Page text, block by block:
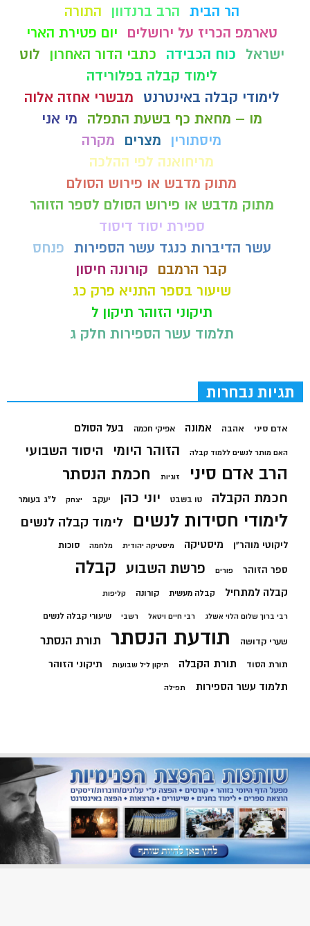
הר הבית הרב ברנדוון
התורה
טארמפ הכריז על ירושלים
יום פטירת הארי
ישראל
כוח הכבידה כתבי הדור האחרון
לוט
לימוד קבלה בפלורידה
לימודי קבלה באינטרנט
מבשרי אחזה אלוה
מו – מחאת כף בשעת התפלה
מי אני
מיסתורין
מצרים
מקרה
מריחואנה לפי ההלכה
מתוק מדבש או פירוש הסולם
מתוק מדבש או פירוש הסולם לספר הזוהר
ספירת יסוד דיסוד
עשר הדיברות כנגד עשר הספירות פנחס
קבר הרמבם
קורונה חיסון
שיעור בספר התניא פרק כג
תיקוני הזוהר תיקון ל
תלמוד עשר הספירות חלק ג
תגיות נבחרות
אדם סיני אהבה אמונה אפיקי חכמה בעל הסולם
האם מותר לנשים ללמוד קבלה הזוהר היומי היסוד השבועי
הרב אדם סיני זוגיות חכמת הנסתר
חכמת הקבלה טו בשבט יוני כהן יעקב יצחק ל"ג בעומר
לימודי חסידות לנשים לימוד קבלה לנשים
ליקוטי מוהר"ן מיסטיקה מיסטיקה יהודית מלחמה סוכות
ספר הזוהר פורים פרשת השבוע קבלה
קבלה למתחיל קבלה מעשית קורונה קליפות
רבי ברוך שלום הלוי אשלג רבי חיים ויטאל רשבי שיעורי קבלה לנשים
שערי קדושה תודעת הנסתר תורת הנסתר
תורת הסוד תורת הקבלה תיקון ליל שבועות תיקוני הזוהר
תלמוד עשר הספירות תפילה